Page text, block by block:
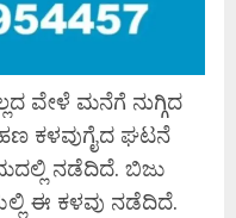
ವೇಳೆ ಮನೆಗೆ ನುಗ್ಗಿದ
ಕಳವುಗೈದ ಘಟನೆ
ನಡೆದಿದೆ. ಬಿಜು
ಈ ಕಳವು ನಡೆದಿದೆ.